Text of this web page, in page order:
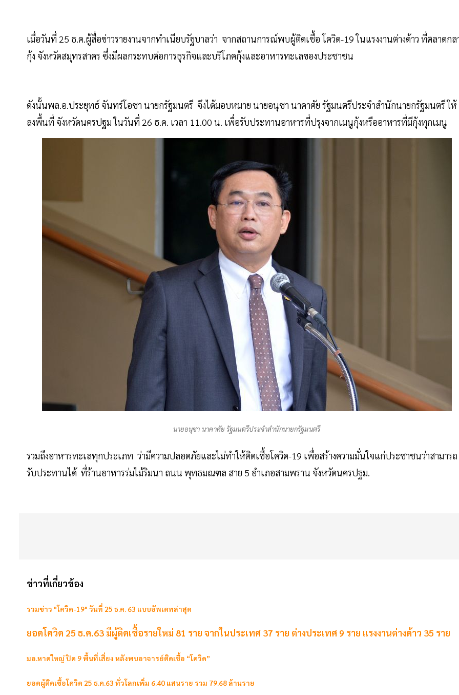
เมื่อวันที่ 25 ธ.ค.ผู้สื่อข่าวรายงานจากทำเนียบรัฐบาลว่า จากสถานการณ์พบผู้ติดเชื้อ โควิด-19 ในแรงงานต่างด้าว ที่ตลาดกล
กุ้ง จังหวัดสมุทรสาคร ซึ่งมีผลกระทบต่อการธุรกิจและบริโภคกุ้งและอาหารทะเลของประชาชน
ดังนั้นพล.อ.ประยุทธ์ จันทร์โอชา นายกรัฐมนตรี จึงได้มอบหมาย นายอนุชา นาคาศัย รัฐมนตรีประจำสำนักนายกรัฐมนตรี ให้
ลงพื้นที่ จังหวัดนครปฐม ในวันที่ 26 ธ.ค. เวลา 11.00 น. เพื่อรับประทานอาหารที่ปรุงจากเมนูกุ้งหรืออาหารที่มีกุ้งทุกเมนู
นายอนุชา นาคาศัย รัฐมนตรีประจำสำนักนายกรัฐมนตรี
รวมถึงอาหารทะเลทุกประเภท ว่ามีความปลอดภัยและไม่ทำให้ติดเชื้อโควิด-19 เพื่อสร้างความมั่นใจแก่ประชาชนว่าสามารถ
รับประทานได้ ที่ร้านอาหารร่มไม้ริมนา ถนน พุทธมณฑล สาย 5 อำเภอสามพราน จังหวัดนครปฐม.
ข่าวที่เกี่ยวข้อง
รวมข่าว "โควิด-19" วันที่ 25 ธ.ค. 63 แบบอัพเดทล่าสุด
ยอดโควิด 25 ธ.ค.63 มีผู้ติดเชื้อรายใหม่ 81 ราย จากในประเทศ 37 ราย ต่างประเทศ 9 ราย แรงงานต่างด้าว 35 ราย
มอ.หาดใหญ่ ปิด 9 พื้นที่เสี่ยง หลังพบอาจารย์ติดเชื้อ “โควิด”
ยอดผู้ติดเชื้อโควิด 25 ธ.ค.63 ทั่วโลกเพิ่ม 6.40 แสนราย รวม 79.68 ล้านราย